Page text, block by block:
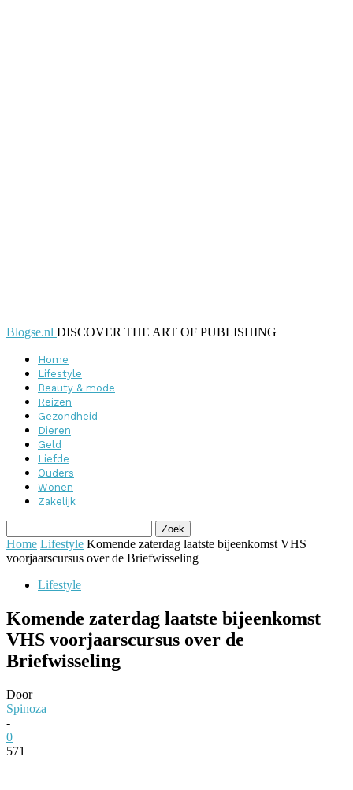
Blogse.nl DISCOVER THE ART OF PUBLISHING
Home
Lifestyle
Beauty & mode
Reizen
Gezondheid
Dieren
Geld
Liefde
Ouders
Wonen
Zakelijk
Home Lifestyle Komende zaterdag laatste bijeenkomst VHS
voorjaarscursus over de Briefwisseling
Lifestyle
Komende zaterdag laatste bijeenkomst
VHS voorjaarscursus over de
Briefwisseling
Door
Spinoza
-
0
571